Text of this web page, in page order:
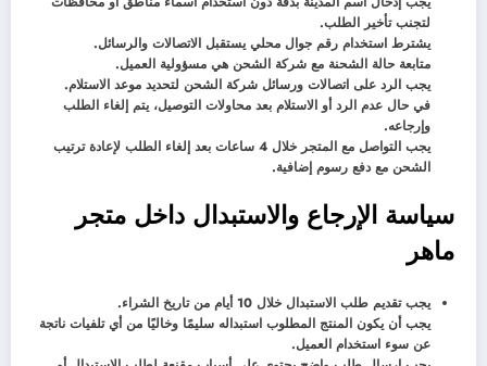
لتجنب تأخير الطلب.
يشترط استخدام رقم جوال محلي يستقبل الاتصالات والرسائل.
متابعة حالة الشحنة مع شركة الشحن هي مسؤولية العميل.
يجب الرد على اتصالات ورسائل شركة الشحن لتحديد موعد الاستلام.
في حال عدم الرد أو الاستلام بعد محاولات التوصيل، يتم إلغاء الطلب
وإرجاعه.
يجب التواصل مع المتجر خلال 4 ساعات بعد إلغاء الطلب لإعادة ترتيب
الشحن مع دفع رسوم إضافية.
سياسة الإرجاع والاستبدال داخل متجر
ماهر
يجب تقديم طلب الاستبدال خلال 10 أيام من تاريخ الشراء.
يجب أن يكون المنتج المطلوب استبداله سليمًا وخاليًا من أي تلفيات ناتجة
عن سوء استخدام العميل.